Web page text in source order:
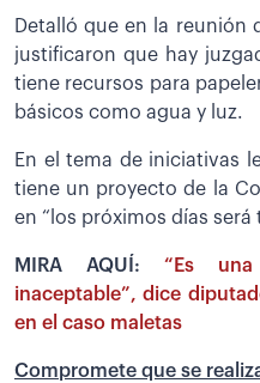
Detalló que en la reunión
justificaron que hay
tiene recursos para
básicos como agua y luz.
En el tema de iniciativas
tiene un proyecto de la
en “los próximos días será
MIRA AQUÍ: “Es
inaceptable”, dice
en el caso maletas
Compromete que se